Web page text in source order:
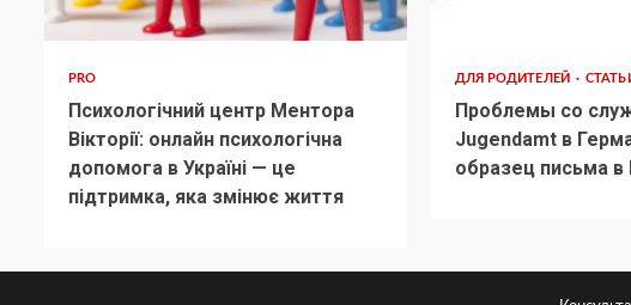
PRO
Психологічний центр Ментора
Вікторії: онлайн психологічна
допомога в Україні — це
підтримка, яка змінює життя
ДЛЯ РОДИТЕЛЕЙ
Проблемы со
Jugendamt в
образец письма